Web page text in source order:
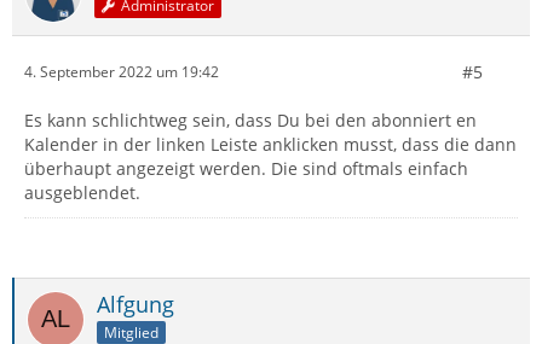
Administrator
4. September 2022 um 19:42 #5
Es kann schlichtweg sein, dass Du bei den abonniert en
Kalender in der linken Leiste anklicken musst, dass die dann
überhaupt angezeigt werden. Die sind oftmals einfach
ausgeblendet.
Alfgung
Mitglied